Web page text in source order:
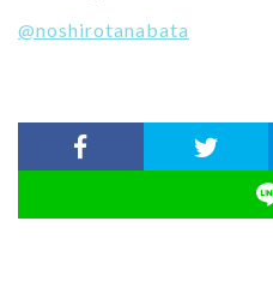
@noshirotanabata